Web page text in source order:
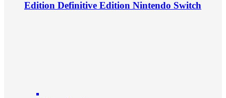
Edition Definitive Edition Nintendo Switch